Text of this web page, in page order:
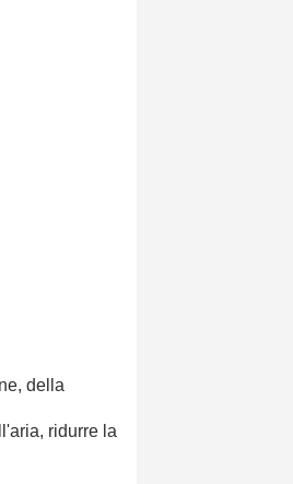
della
ridurre la